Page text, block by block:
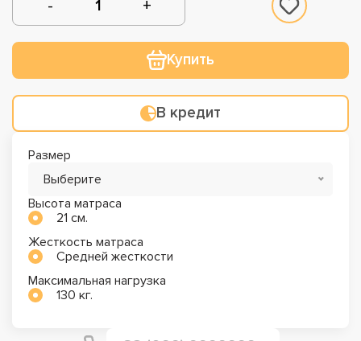
Купить
В кредит
Размер
Выберите
Высота матраса
21 см.
Жесткость матраса
Средней жесткости
Максимальная нагрузка
130 кг.